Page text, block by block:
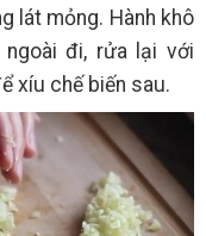
lát mỏng. Hành khô
đi, rửa lại với
xíu chế biến sau.